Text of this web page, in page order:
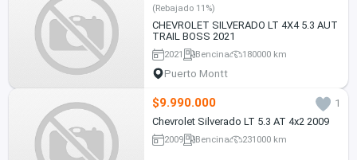
(Rebajado 11%)
CHEVROLET SILVERADO LT 4X4 5.3 AUT
TRAIL BOSS 2021
2021 Bencina 180000 km
Puerto Montt
$9.990.000
1
Chevrolet Silverado LT 5.3 AT 4x2 2009
2009 Bencina 231000 km